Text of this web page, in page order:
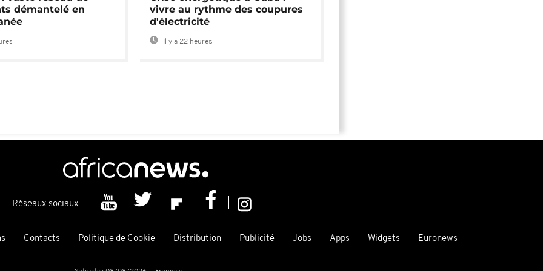
démantelé en
vivre au rythme des coupures
d'électricité
Il y a 22 heures
Réseaux sociaux
Contacts Politique de Cookie Distribution Publicité Jobs Apps Widgets Euronews